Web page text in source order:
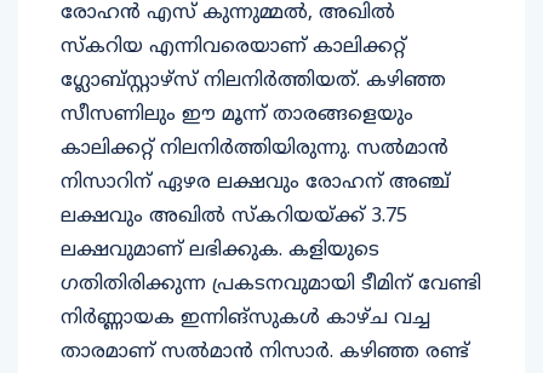
രോഹൻ എസ് കുന്നുമ്മൽ, അഖിൽ
സ്കറിയ എന്നിവരെയാണ് കാലിക്കറ്റ്
ഗ്ലോബ്സ്റ്റാഴ്സ് നിലനിർത്തിയത്. കഴിഞ്ഞ
സീസണിലും ഈ മൂന്ന് താരങ്ങളെയും
കാലിക്കറ്റ് നിലനിർത്തിയിരുന്നു. സൽമാൻ
നിസാറിന് ഏഴര ലക്ഷവും രോഹന് അഞ്ച്
ലക്ഷവും അഖിൽ സ്കറിയയ്ക്ക് 3.75
ലക്ഷവുമാണ് ലഭിക്കുക. കളിയുടെ
ഗതിതിരിക്കുന്ന പ്രകടനവുമായി ടീമിന് വേണ്ടി
നിർണ്ണായക ഇന്നിങ്സുകൾ കാഴ്ച വച്ച
താരമാണ് സൽമാൻ നിസാർ. കഴിഞ്ഞ രണ്ട്